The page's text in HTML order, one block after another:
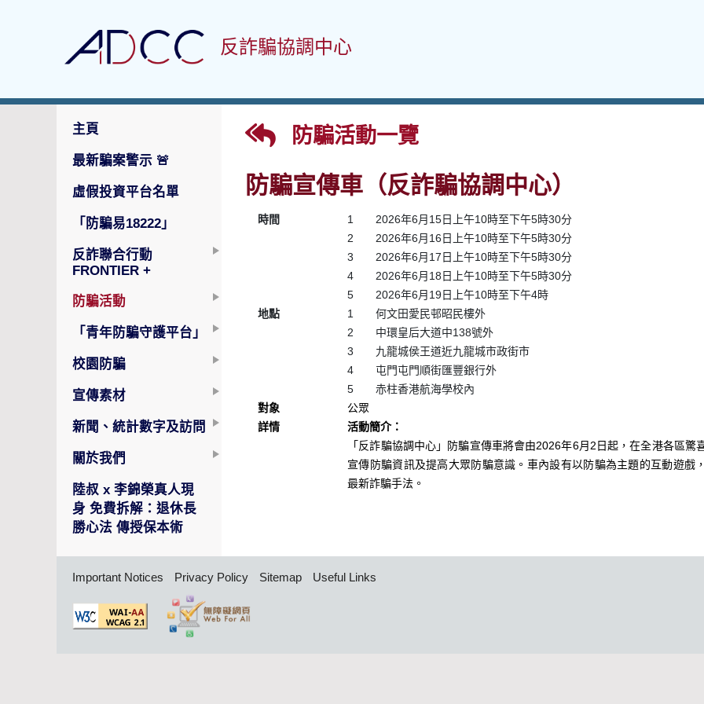
反詐騙協調中心
主頁
最新騙案警示 🚨
虛假投資平台名單
「防騙易18222」
反詐聯合行動
FRONTIER +
防騙活動
「青年防騙守護平台」
校園防騙
宣傳素材
新聞、統計數字及訪問
關於我們
陸叔 x 李錦榮真人現
身 免費拆解：退休長
勝心法 傳授保本術
防騙活動一覽
防騙宣傳車（反詐騙協調中心）
時間
1
2
3
4
5
2026年6月15日上午10時至下午5時30分
2026年6月16日上午10時至下午5時30分
2026年6月17日上午10時至下午5時30分
2026年6月18日上午10時至下午5時30分
2026年6月19日上午10時至下午4時
地點
1
2
3
4
5
何文田愛民邨昭民樓外
中環皇后大道中138號外
九龍城侯王道近九龍城市政街市
屯門屯門順街匯豐銀行外
赤柱香港航海學校內
對象
公眾
詳情
活動簡介：
「反詐騙協調中心」防騙宣傳車將會由2026年6月2日起，在全港各區驚
宣傳防騙資訊及提高大眾防騙意識。車內設有以防騙為主題的互動遊戲
最新詐騙手法。
Important Notices Privacy Policy Sitemap Useful Links